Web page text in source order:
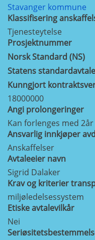
Stavanger kommune
Klassifisering
Tjenesteytelse
Prosjektnummer
Norsk Standard (NS)
Statens standardavtale
Kunngjort
18000000
Angi prolongeringer
Kan forlenges med
Ansvarlig innkjøper
Anskaffelser
Avtaleeier navn
Sigrid Dalaker
Krav og kriterier
miljøledelsessystem
Etiske avtalevilkår
Nei